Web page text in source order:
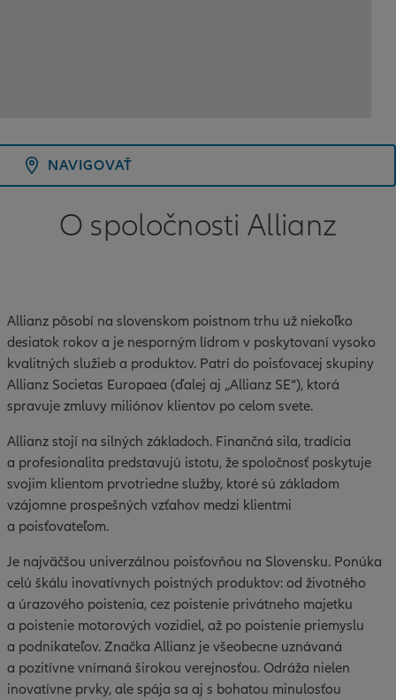
NAVIGOVAŤ
O spoločnosti Allianz
Allianz pôsobí na slovenskom poistnom trhu už niekoľko
desiatok rokov a je nesporným lídrom v poskytovaní vysoko
kvalitných služieb a produktov. Patrí do poisťovacej skupiny
Allianz Societas Europaea (ďalej aj „Allianz SE“), ktorá
spravuje zmluvy miliónov klientov po celom svete.
Allianz stojí na silných základoch. Finančná sila, tradícia
a profesionalita predstavujú istotu, že spoločnosť poskytuje
svojim klientom prvotriedne služby, ktoré sú základom
vzájomne prospešných vzťahov medzi klientmi
a poisťovateľom.
Je najväčšou univerzálnou poisťovňou na Slovensku. Ponúka
celú škálu inovatívnych poistných produktov: od životného
a úrazového poistenia, cez poistenie privátneho majetku
a poistenie motorových vozidiel, až po poistenie priemyslu
a podnikateľov. Značka Allianz je všeobecne uznávaná
a pozitívne vnímaná širokou verejnosťou. Odráža nielen
inovatívne prvky, ale spája sa aj s bohatou minulosťou